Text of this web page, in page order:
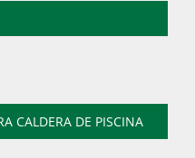
CALDERA DE PISCINA